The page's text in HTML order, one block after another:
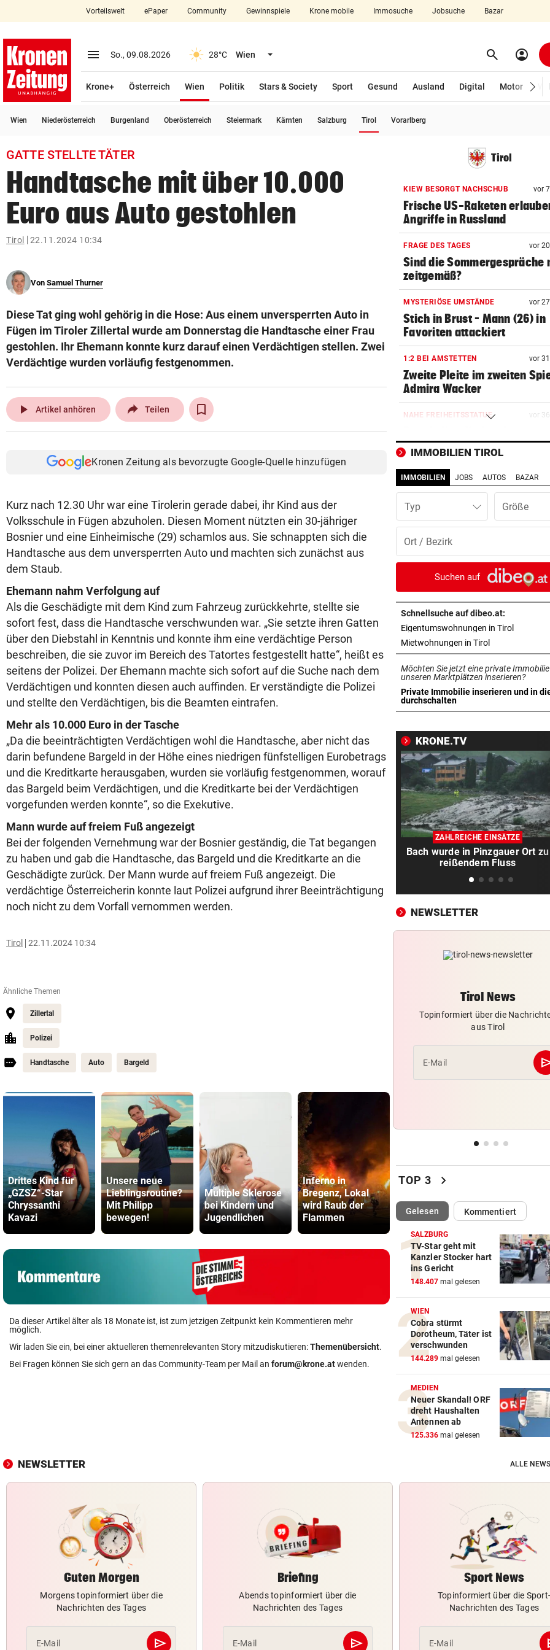
closeSchließen
account_circle Anmelden
arrow_right
bookmark
Suchbegriff
eingeben
© Krone Multimedia GmbH & Co KG 2026
Vorteilswelt ePaper Community Gewinnspiele Krone mobile Immosuche Jobsuche Bazar
menu Menü aufklappen
So., 09.08.2026 28°C Wien Menü aufklappen search Suchen
account_circle
Krone+ Österreich Wien
Politik
Stars & Society Sport Gesund Ausland Digital Motor
Wien Niederösterreich Burgenland Oberösterreich Steiermark Kärnten Salzburg Tirol Vorarlberg
GATTE STELLTE TÄTER
Handtasche mit über 10.000
Euro aus Auto gestohlen
Tirol 22.11.2024 10:34
Von Samuel Thurner
Diese Tat ging wohl gehörig in die Hose: Aus einem unversperrten Auto in
Fügen im Tiroler Zillertal wurde am Donnerstag die Handtasche einer Frau
gestohlen. Ihr Ehemann konnte kurz darauf einen Verdächtigen stellen. Zwei
Verdächtige wurden vorläufig festgenommen.
play_arrow Artikel anhören Teilen
Kronen Zeitung als bevorzugte Google-Quelle hinzufügen
Kurz nach 12.30 Uhr war eine Tirolerin gerade dabei, ihr Kind aus der
Volksschule in Fügen abzuholen. Diesen Moment nützten ein 30-jähriger
Bosnier und eine Einheimische (29) schamlos aus. Sie schnappten sich die
Handtasche aus dem unversperrten Auto und machten sich zunächst aus
dem Staub.
Ehemann nahm Verfolgung auf
Als die Geschädigte mit dem Kind zum Fahrzeug zurückkehrte, stellte sie
sofort fest, dass die Handtasche verschwunden war. „Sie setzte ihren Gatten
über den Diebstahl in Kenntnis und konnte ihm eine verdächtige Person
beschreiben, die sie zuvor im Bereich des Tatortes festgestellt hatte“, heißt es
seitens der Polizei. Der Ehemann machte sich sofort auf die Suche nach dem
Verdächtigen und konnten diesen auch auffinden. Er verständigte die Polizei
und stellte den Verdächtigen, bis die Beamten eintrafen.
Mehr als 10.000 Euro in der Tasche
„Da die beeinträchtigten Verdächtigen wohl die Handtasche, aber nicht das
darin befundene Bargeld in der Höhe eines niedrigen fünfstelligen Eurobetrags
und die Kreditkarte herausgaben, wurden sie vorläufig festgenommen, worauf
das Bargeld beim Verdächtigen, und die Kreditkarte bei der Verdächtigen
vorgefunden werden konnte“, so die Exekutive.
Mann wurde auf freiem Fuß angezeigt
Bei der folgenden Vernehmung war der Bosnier geständig, die Tat begangen
zu haben und gab die Handtasche, das Bargeld und die Kreditkarte an die
Geschädigte zurück. Der Mann wurde auf freiem Fuß angezeigt. Die
verdächtige Österreicherin konnte laut Polizei aufgrund ihrer Beeinträchtigung
noch nicht zu dem Vorfall vernommen werden.
Tirol 22.11.2024 10:34
Ähnliche Themen
Zillertal
Polizei
Handtasche Auto Bargeld
Drittes Kind für
„GZSZ“-Star
Chryssanthi
Kavazi
Unsere neue
Lieblingsroutine?
Mit Philipp
bewegen!
Multiple Sklerose
bei Kindern und
Jugendlichen
Inferno in
Bregenz, Lokal
wird Raub der
Flammen
Schräge
auch in einem
Nachbarland!
Besucher
Festival
Da dieser Artikel älter als 18 Monate ist, ist zum jetzigen Zeitpunkt kein Kommentieren mehr
möglich.
Wir laden Sie ein, bei einer aktuelleren themenrelevanten Story mitzudiskutieren:Themenübersicht.
Bei Fragen können Sie sich gern an das Community-Team per Mail an forum@krone.atwenden.
Tirol
KIEW BESORGT NACHSCHUB vor
Frische US-Raketen
Angriffe in Russland
FRAGE DES TAGES vor
Sind die Sommergespräche
zeitgemäß?
MYSTERIÖSE UMSTÄNDE vor
Stich in Brust – Mann (26) in
Favoriten attackiert
1:2 BEI AMSTETTEN vor
Zweite Pleite im zweiten
Admira Wacker
NAHE FREIHEITSSTATUE vor
und Säugling tot
DÜRRE UND HITZE
Italiens größter Fluss ist nur
ein Rinnsal
AUF MARIAHILFER STRASSE vor
Mann mit Stanleymesser ins
Gesicht gestochen
DFB-PROFI PACKT AUS: vor
Nagelsmann? „Wie das 3
abgelaufen ist …“
„WUNDER IM ANMARSCH“
Ö3-Star Gabi Hiller teilt
zuckersüße Baby-News
42 FLORIANI IM EINSATZ vor
Schwammerlsucher in
NACH ANSTURM AUF CEUTA vor
Streit zwischen Rom und
Brunner vermittelt
ZUR LAGE DER PARTEIEN vor
FPÖ immer stärker, zieht
die ÖVP-Reißleine?
AM HEIMWEG
Fußgänger getötet: Lenker
flüchtet nach Unfall
Ottakring am Werk
Ex-Prinz Andrew soll royales
Begräbnis erhalten
ORF beruhigt: „Meiste mehr
einen Empfangsweg“
Frau entdeckte
ihrem Auto
JEDE 5. IST GEFÄHRDET
Armut: Kindererziehung
Frauen die Pension
MIT DROGEN IM GEPÄCK vor 2
Mädchen (8) von E-Scooter-
IMMOBILIEN TIROL
IMMOBILIEN JOBS AUTOS BAZAR
Typ
Suchen auf
Schnellsuche auf dibeo.at:
Eigentumswohnungen in Tirolin neuem
Mietwohnungen in Tirolin neuem Tab
Möchten Sie jetzt eine private
unseren Marktplätzen inserieren?
Private Immobilie inserieren und in
durchschalten
in neuem Tab öffnen
KRONE.TV
ZAHLREICHE EINSÄTZE
Bach wurde in Pinzgauer Ort zu
reißendem Fluss
NEWSLETTER
Tirol News
Topinformiert über die
aus Tirol
E-Mail
TOP 3 chevron_right
Gelesen(ausgewählt)Kommentiert
SALZBURG
TV-Star geht mit
Kanzler Stocker hart
ins Gericht
148.407 mal gelesen
WIEN
Cobra stürmt
Dorotheum, Täter ist
verschwunden
144.289 mal gelesen
MEDIEN
Neuer Skandal! ORF
dreht Haushalten
Antennen ab
125.336 mal gelesen
NEWSLETTER ALLE
Guten Morgen
Morgens topinformiert über die
Nachrichten des Tages
E-Mail send
Abschicken
Briefing
Abends topinformiert über die
Nachrichten des Tages
E-Mail send
Abschicken
Sport News
Topinformiert über die Sport-
Nachrichten des Tages
E-Mail